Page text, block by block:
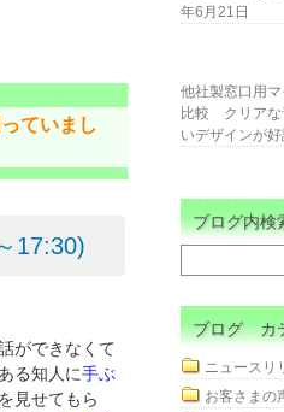
ていまし
17:30)
ができなくて
る知人に手ぶ
を見せてもら
年6月21日
他社製窓口用
比較 クリアな
いデザインが好
ブログ内検
ブログ カ
ニュースリ
お客さまの